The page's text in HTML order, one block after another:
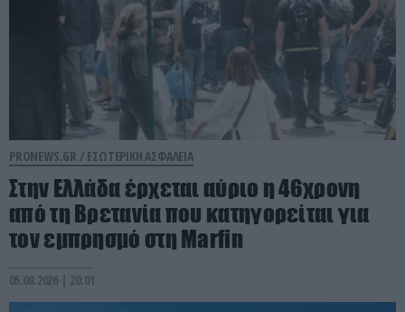
PRONEWS.GR / ΕΣΩΤΕΡΙΚΗ ΑΣΦΑΛΕΙΑ
Στην Ελλάδα έρχεται αύριο η 46χρονη
από τη Βρετανία που κατηγορείται για
τον εμπρησμό στη Marfin
05.08.2026 | 20:01